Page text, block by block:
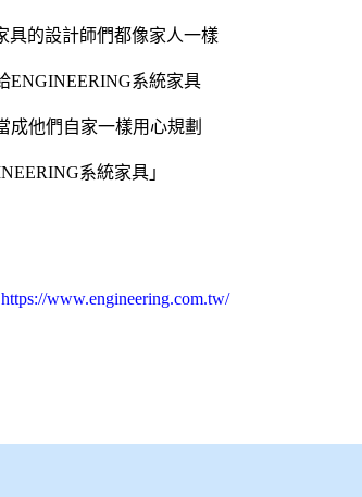
具的設計師們都像家人一樣
ENGINEERING系統家具
成他們自家一樣用心規劃
系統家具」
https://www.engineering.com.tw/